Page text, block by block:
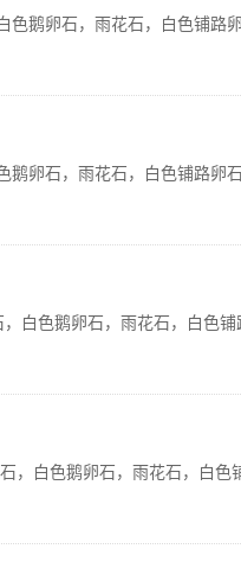
鹅卵石，雨花石，白色铺路卵
卵石，雨花石，白色铺路卵
白色鹅卵石，雨花石，白色
，白色鹅卵石，雨花石，白色